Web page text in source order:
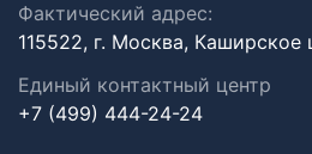
Фактический адрес:
115522, г. Москва, Каширское
Единый контактный центр
+7 (499) 444-24-24